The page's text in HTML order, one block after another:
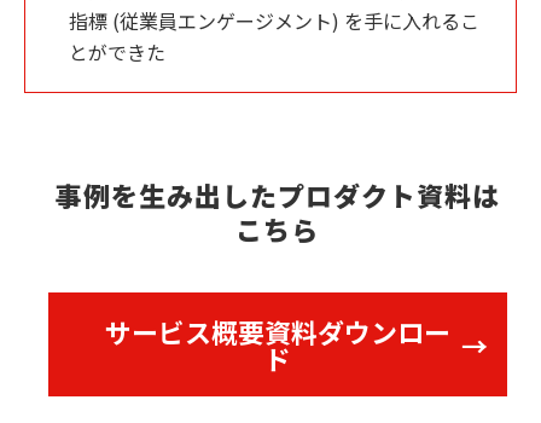
指標 (従業員エンゲージメント) を手に入れるこ
とができた
事例を生み出したプロダクト資料は
こちら
サービス概要資料ダウンロー
ド